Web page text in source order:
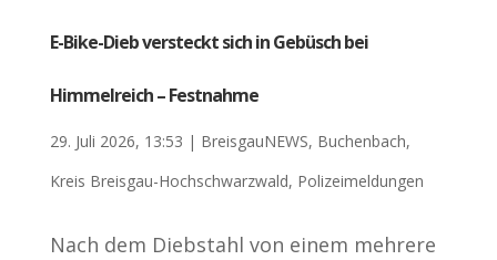
E-Bike-Dieb versteckt sich in Gebüsch bei
Himmelreich – Festnahme
29. Juli 2026, 13:53 | BreisgauNEWS, Buchenbach,
Kreis Breisgau-Hochschwarzwald, Polizeimeldungen
Nach dem Diebstahl von einem mehrere